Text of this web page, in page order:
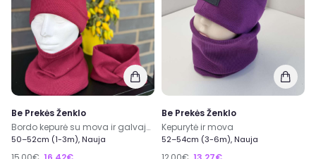
Be Prekės Ženklo
Bordo kepurė su mova ir galvajuostė
50–52cm (1-3m), Nauja
Be Prekės Ženklo
Kepurytė ir mova
52–54cm (3-6m), Nauja